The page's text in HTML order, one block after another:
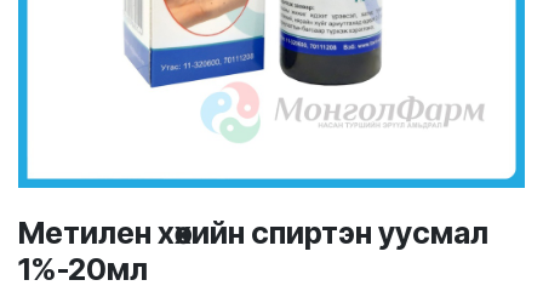
Метилен хөхийн спиртэн уусмал
1%-20мл